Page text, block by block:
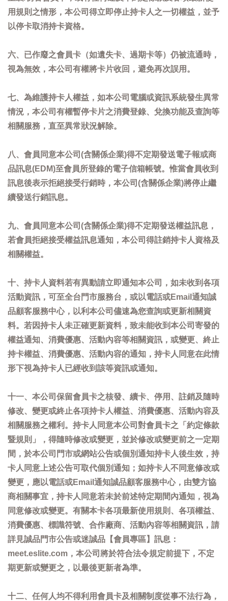
用規則之情形，本公司得立即停止持卡人之一切權益，並予
以停卡取消持卡資格。
六、已作廢之會員卡（如遺失卡、過期卡等）仍被流通時，
視為無效，本公司有權將卡片收回，避免再次誤用。
七、為維護持卡人權益，如本公司電腦或資訊系統發生異常
情況，本公司有權暫停卡片之消費登錄、兌換功能及查詢等
相關服務，直至異常狀況解除。
八、會員同意本公司(含關係企業)得不定期發送電子報或商
品訊息(EDM)至會員所登錄的電子信箱帳號。惟當會員收到
訊息後表示拒絕接受行銷時，本公司(含關係企業)將停止繼
續發送行銷訊息。
九、會員同意本公司(含關係企業)得不定期發送權益訊息，
若會員拒絕接受權益訊息通知，本公司得註銷持卡人資格及
相關權益。
十、持卡人資料若有異動請立即通知本公司，如未收到各項
活動資訊，可至全台門市服務台，或以電話或Email通知誠
品顧客服務中心，以利本公司儘速為您查詢或更新相關資
料。若因持卡人未正確更新資料，致未能收到本公司寄發的
權益通知、消費優惠、活動內容等相關資訊，或變更、終止
持卡權益、消費優惠、活動內容的通知，持卡人同意在此情
形下視為持卡人已經收到該等資訊或通知。
十一、本公司保留會員卡之核發、續卡、停用、註銷及隨時
修改、變更或終止各項持卡人權益、消費優惠、活動內容及
相關服務之權利。持卡人同意本公司對會員卡之「約定條款
暨規則」，得隨時修改或變更，並於修改或變更前之一定期
間，於本公司門市或網站公告或個別通知持卡人後生效，持
卡人同意上述公告可取代個別通知；如持卡人不同意修改或
變更，應以電話或Email通知誠品顧客服務中心，由雙方協
商相關事宜，持卡人同意若未於前述特定期間內通知，視為
同意修改或變更。有關本卡各項最新使用規則、各項權益、
消費優惠、標識符號、合作廠商、活動內容等相關資訊，請
詳見誠品門市公告或迷誠品【會員專區】訊息：
meet.eslite.com，本公司將於符合法令規定前提下，不定
期更新或變更之，以最後更新者為準。
十二、任何人均不得利用會員卡及相關制度從事不法行為，